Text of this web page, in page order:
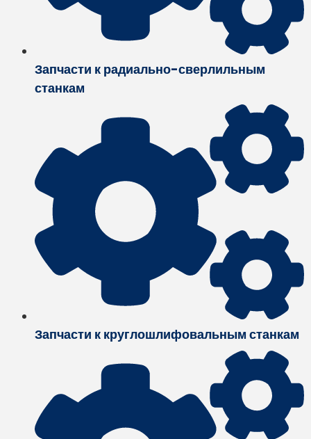
Запчасти к радиально-сверлильным
станкам
Запчасти к круглошлифовальным станкам